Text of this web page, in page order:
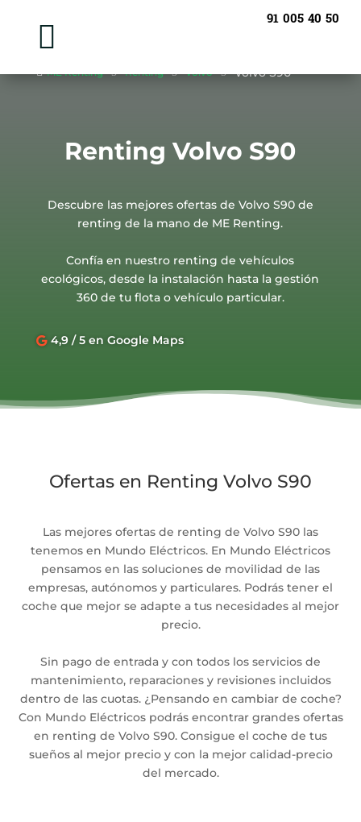

91 005 40 50
 ME Renting 5 Renting 5 Volvo 5 Volvo S90
Renting Volvo S90
Descubre las mejores ofertas de Volvo S90 de
renting de la mano de ME Renting.
Confía en nuestro renting de vehículos
ecológicos, desde la instalación hasta la gestión
360 de tu flota o vehículo particular.
 4,9 / 5 en Google Maps
Ofertas en Renting Volvo S90
Las mejores ofertas de renting de Volvo S90 las
tenemos en Mundo Eléctricos. En Mundo Eléctricos
pensamos en las soluciones de movilidad de las
empresas, autónomos y particulares. Podrás tener el
coche que mejor se adapte a tus necesidades al mejor
precio.
Sin pago de entrada y con todos los servicios de
mantenimiento, reparaciones y revisiones incluidos
dentro de las cuotas. ¿Pensando en cambiar de coche?
Con Mundo Eléctricos podrás encontrar grandes ofertas
en renting de Volvo S90. Consigue el coche de tus
sueños al mejor precio y con la mejor calidad-precio
del mercado.